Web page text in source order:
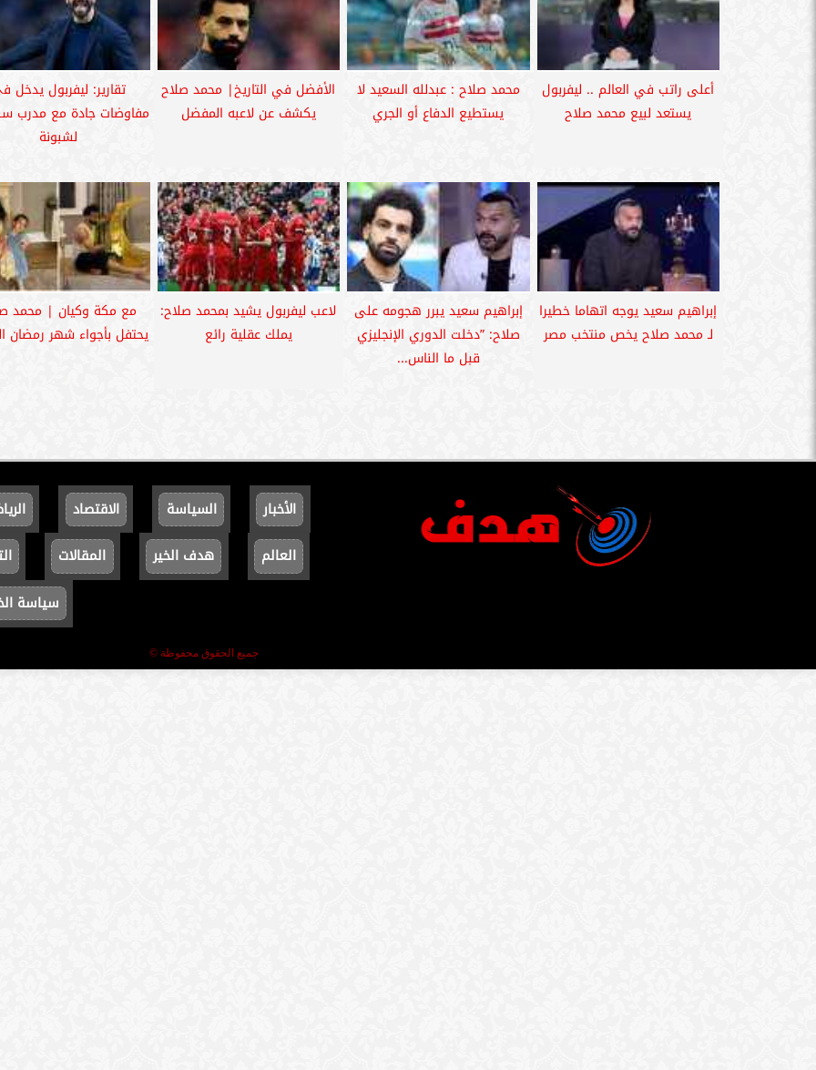
أعلى راتب في العالم .. ليفربول
يستعد لبيع محمد صلاح
محمد صلاح : عبدلله السعيد لا
يستطيع الدفاع أو الجري
الأفضل في التاريخ| محمد صلاح
يكشف عن لاعبه المفضل
تقارير: ليفربول يدخل
مفاوضات جادة مع مدرب
لشبونة
إبراهيم سعيد يوجه اتهاما خطيرا
لـ محمد صلاح يخص منتخب مصر
إبراهيم سعيد يبرر هجومه على
صلاح: ”دخلت الدوري الإنجليزي
قبل ما الناس...
لاعب ليفربول يشيد بمحمد صلاح:
يملك عقلية رائع
مع مكة وكيان | محمد
يحتفل بأجواء شهر رمضان
الأخبار السياسة الاقتصاد
العالم
هدف الخير المقالات
سياسة
جميع الحقوق محفوظة ©